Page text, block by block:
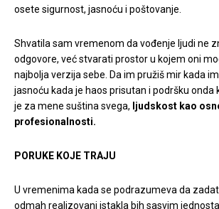
osete sigurnost, jasnoću i poštovanje.
Shvatila sam vremenom da vođenje ljudi ne
odgovore, već stvarati prostor u kojem oni
najbolja verzija sebe. Da im pružiš mir kada
jasnoću kada je haos prisutan i podršku onda
je za mene suština svega, ljudskost kao
profesionalnosti.
PORUKE KOJE TRAJU
U vremenima kada se podrazumeva da
odmah realizovani istakla bih sasvim